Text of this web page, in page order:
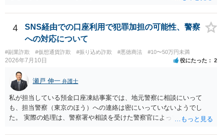
4
SNS経由での口座利用で犯罪加担の可能性、警察
への対応について
#副業詐欺 #仮想通貨詐欺 #振り込め詐欺 #悪徳商法 #10〜50万円未満
2026年7月10日 役にたった 2
瀬戸 伸一 弁護士
私が担当している預金口座凍結事案では、地元警察に相談にいって
も、担当警察（東京のほう）への連絡は密にいっていないようでし
た。 実際の処理は、警察署や相談を受けた警察官によってだいぶ変わ